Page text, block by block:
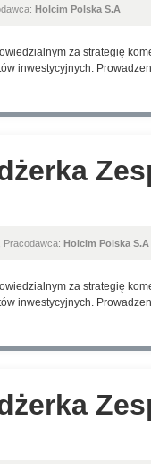
Holcim Polska S.A
za strategię
inwestycyjnych.
, Pracodawca: Holcim Polska S.A
za strategię
inwestycyjnych.